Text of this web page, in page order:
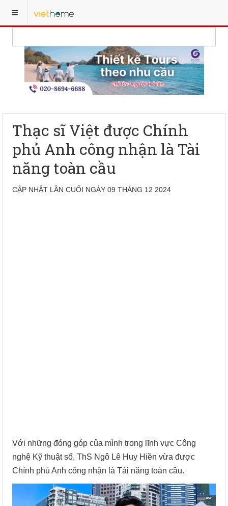
Thạc sĩ Việt được Chính
phủ Anh công nhận là Tài
năng toàn cầu
CẬP NHẬT LẦN CUỐI NGÀY 09 THÁNG 12 2024
Với những đóng góp của mình trong lĩnh vực Công
nghệ Kỹ thuật số, ThS Ngô Lê Huy Hiền vừa được
Chính phủ Anh công nhận là Tài năng toàn cầu.